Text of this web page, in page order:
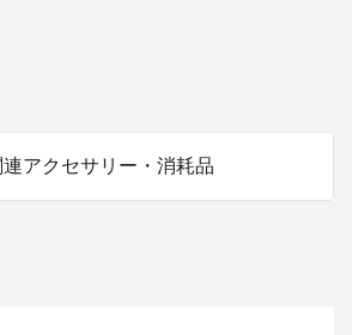
アクセサリー・消耗品